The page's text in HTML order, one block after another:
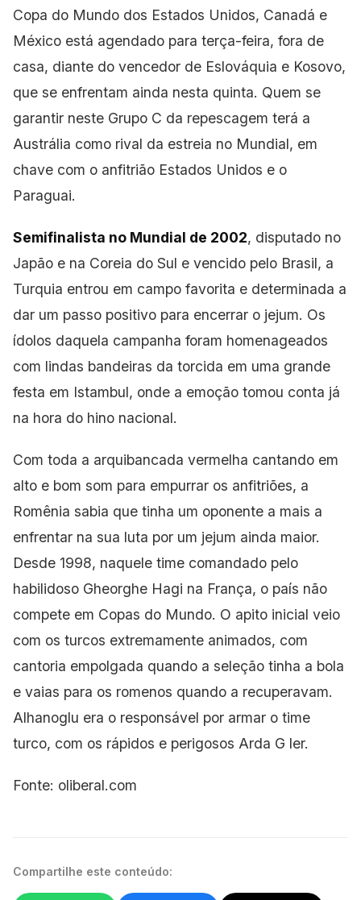
Copa do Mundo dos Estados Unidos, Canadá e
México está agendado para terça-feira, fora de
casa, diante do vencedor de Eslováquia e Kosovo,
que se enfrentam ainda nesta quinta. Quem se
garantir neste Grupo C da repescagem terá a
Austrália como rival da estreia no Mundial, em
chave com o anfitrião Estados Unidos e o
Paraguai.
Semifinalista no Mundial de 2002, disputado no
Japão e na Coreia do Sul e vencido pelo Brasil, a
Turquia entrou em campo favorita e determinada a
dar um passo positivo para encerrar o jejum. Os
ídolos daquela campanha foram homenageados
com lindas bandeiras da torcida em uma grande
festa em Istambul, onde a emoção tomou conta já
na hora do hino nacional.
Com toda a arquibancada vermelha cantando em
alto e bom som para empurrar os anfitriões, a
Romênia sabia que tinha um oponente a mais a
enfrentar na sua luta por um jejum ainda maior.
Desde 1998, naquele time comandado pelo
habilidoso Gheorghe Hagi na França, o país não
compete em Copas do Mundo. O apito inicial veio
com os turcos extremamente animados, com
cantoria empolgada quando a seleção tinha a bola
e vaias para os romenos quando a recuperavam.
Alhanoglu era o responsável por armar o time
turco, com os rápidos e perigosos Arda G ler.
Fonte: oliberal.com
Compartilhe este conteúdo: